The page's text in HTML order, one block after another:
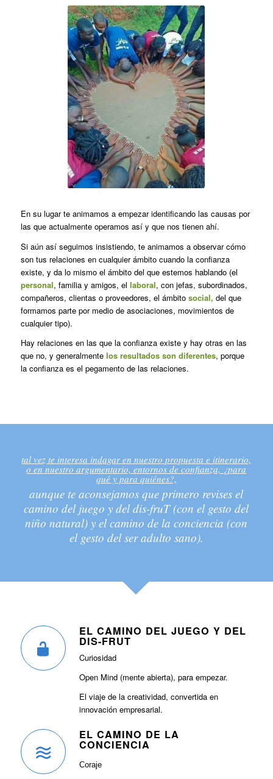
En su lugar te animamos a empezar identificando las causas por
las que actualmente operamos así y que nos tienen ahí.
Si aún así seguimos insistiendo, te animamos a observar cómo
son tus relaciones en cualquier ámbito cuando la confianza
existe, y da lo mismo el ámbito del que estemos hablando (el
personal, familia y amigos, el laboral, con jefas, subordinados,
compañeros, clientas o proveedores, el ámbito social, del que
formamos parte por medio de asociaciones, movimientos de
cualquier tipo).
Hay relaciones en las que la confianza existe y hay otras en las
que no, y generalmente los resultados son diferentes, porque
la confianza es el pegamento de las relaciones.
tal vez te interesa indagar en nuestro propuesta e itinerario,
o en nuestro argumentario, entornos de confianza, ¿para
qué y para quiénes?,
aunque te aconsejamos que primero revises el
camino del juego y del dis-fruT (con el gesto del
niño natural) y el camino de la conciencia (con
el gesto del ser adulto sano).
EL CAMINO DEL JUEGO Y DEL
DIS-FRUT
Curiosidad
Open Mind (mente abierta), para empezar.
El viaje de la creatividad, convertida en
innovación empresarial.
EL CAMINO DE LA
CONCIENCIA
Coraje